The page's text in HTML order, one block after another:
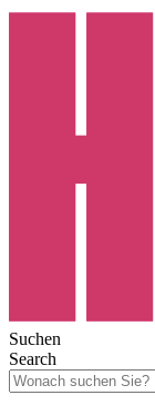
Suchen
Search